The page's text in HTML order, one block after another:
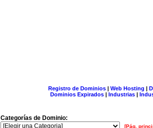
Registro de Dominios| Web Hosting |
Dominios Expirados | Industrias |
Categorías de Dominio:
[Pág.